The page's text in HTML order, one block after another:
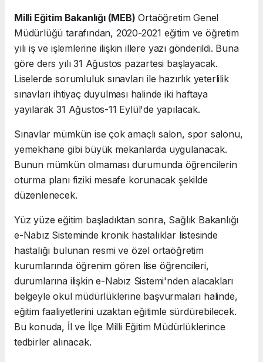
Milli Eğitim Bakanlığı (MEB) Ortaöğretim Genel
Müdürlüğü tarafından, 2020-2021 eğitim ve öğretim
yılı iş ve işlemlerine ilişkin illere yazı gönderildi. Buna
göre ders yılı 31 Ağustos pazartesi başlayacak.
Liselerde sorumluluk sınavları ile hazırlık yeterlilik
sınavları ihtiyaç duyulması halinde iki haftaya
yayılarak 31 Ağustos-11 Eylül'de yapılacak.
Sınavlar mümkün ise çok amaçlı salon, spor salonu,
yemekhane gibi büyük mekanlarda uygulanacak.
Bunun mümkün olmaması durumunda öğrencilerin
oturma planı fiziki mesafe korunacak şekilde
düzenlenecek.
Yüz yüze eğitim başladıktan sonra, Sağlık Bakanlığı
e-Nabız Sisteminde kronik hastalıklar listesinde
hastalığı bulunan resmi ve özel ortaöğretim
kurumlarında öğrenim gören lise öğrencileri,
durumlarına ilişkin e-Nabız Sistemi'nden alacakları
belgeyle okul müdürlüklerine başvurmaları halinde,
eğitim faaliyetlerini uzaktan eğitimle sürdürebilecek.
Bu konuda, İl ve İlçe Milli Eğitim Müdürlüklerince
tedbirler alınacak.